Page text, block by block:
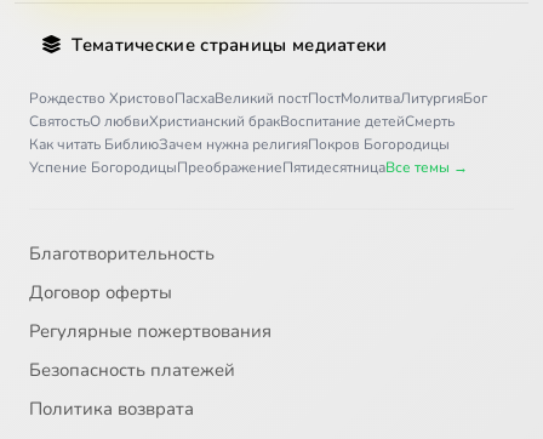
Тематические страницы медиатеки
Рождество ХристовоПасхаВеликий постПостМолитваЛитургияБог
СвятостьО любвиХристианский бракВоспитание детейСмерть
Как читать БиблиюЗачем нужна религияПокров Богородицы
Успение БогородицыПреображениеПятидесятницаВсе темы →
Благотворительность
Договор оферты
Регулярные пожертвования
Безопасность платежей
Политика возврата